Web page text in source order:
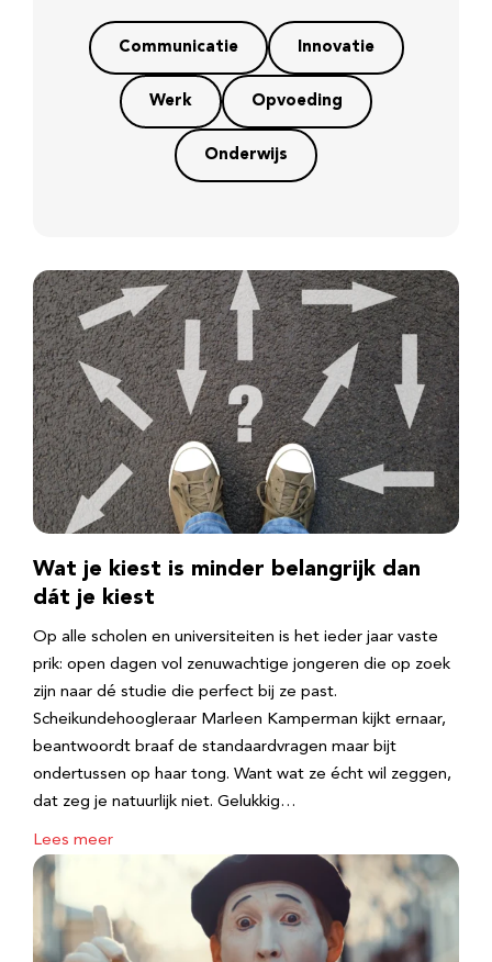
Communicatie Innovatie
Werk Opvoeding
Onderwijs
Wat je kiest is minder belangrijk dan
dát je kiest
Op alle scholen en universiteiten is het ieder jaar vaste
prik: open dagen vol zenuwachtige jongeren die op zoek
zijn naar dé studie die perfect bij ze past.
Scheikundehoogleraar Marleen Kamperman kijkt ernaar,
beantwoordt braaf de standaardvragen maar bijt
ondertussen op haar tong. Want wat ze écht wil zeggen,
dat zeg je natuurlijk niet. Gelukkig…
Lees meer